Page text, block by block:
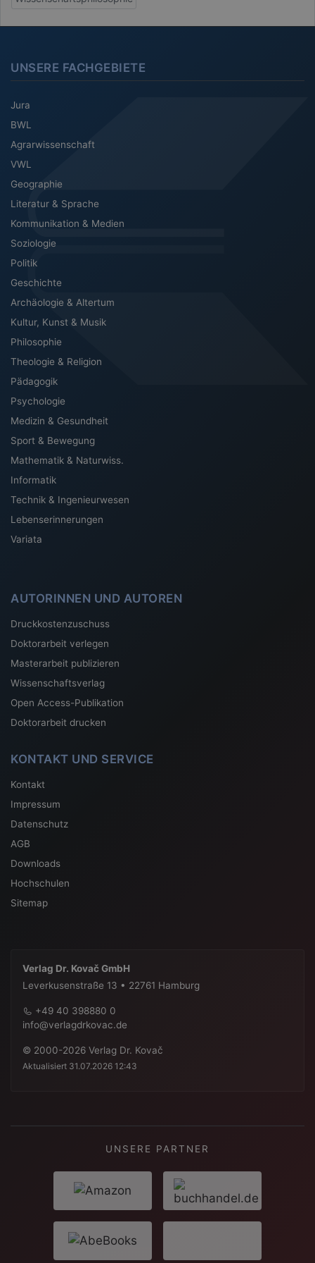
UNSERE FACHGEBIETE
Jura
BWL
Agrarwissenschaft
VWL
Geographie
Literatur & Sprache
Kommunikation & Medien
Soziologie
Politik
Geschichte
Archäologie & Altertum
Kultur, Kunst & Musik
Philosophie
Theologie & Religion
Pädagogik
Psychologie
Medizin & Gesundheit
Sport & Bewegung
Mathematik & Naturwiss.
Informatik
Technik & Ingenieurwesen
Lebenserinnerungen
Variata
AUTORINNEN UND AUTOREN
Druckkostenzuschuss
Doktorarbeit verlegen
Masterarbeit publizieren
Wissenschaftsverlag
Open Access-Publikation
Doktorarbeit drucken
KONTAKT UND SERVICE
Kontakt
Impressum
Datenschutz
AGB
Downloads
Hochschulen
Sitemap
Verlag Dr. Kovač GmbH
Leverkusenstraße 13 • 22761 Hamburg
+49 40 398880 0
info@verlagdrkovac.de
© 2000-2026 Verlag Dr. Kovač
Aktualisiert 31.07.2026 12:43
UNSERE PARTNER